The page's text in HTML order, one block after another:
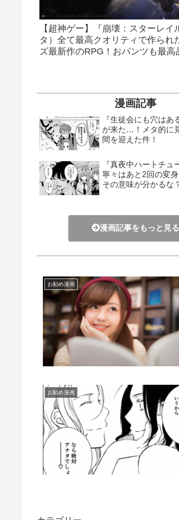
【超神ゲー】『崩壊：スターレイ
タ）全て最高クオリティで作られ
ズ最新作のRPG！おパンツも最高
漫画記事
『生徒会にも穴はあ
が来た…！メタ的に
間を迎えた件！
『真夜中ハートチュ
寧々はあと2回の変身
その意味が分かるな
漫画記事をもっと見る
お勧め漫画
お勧め漫画